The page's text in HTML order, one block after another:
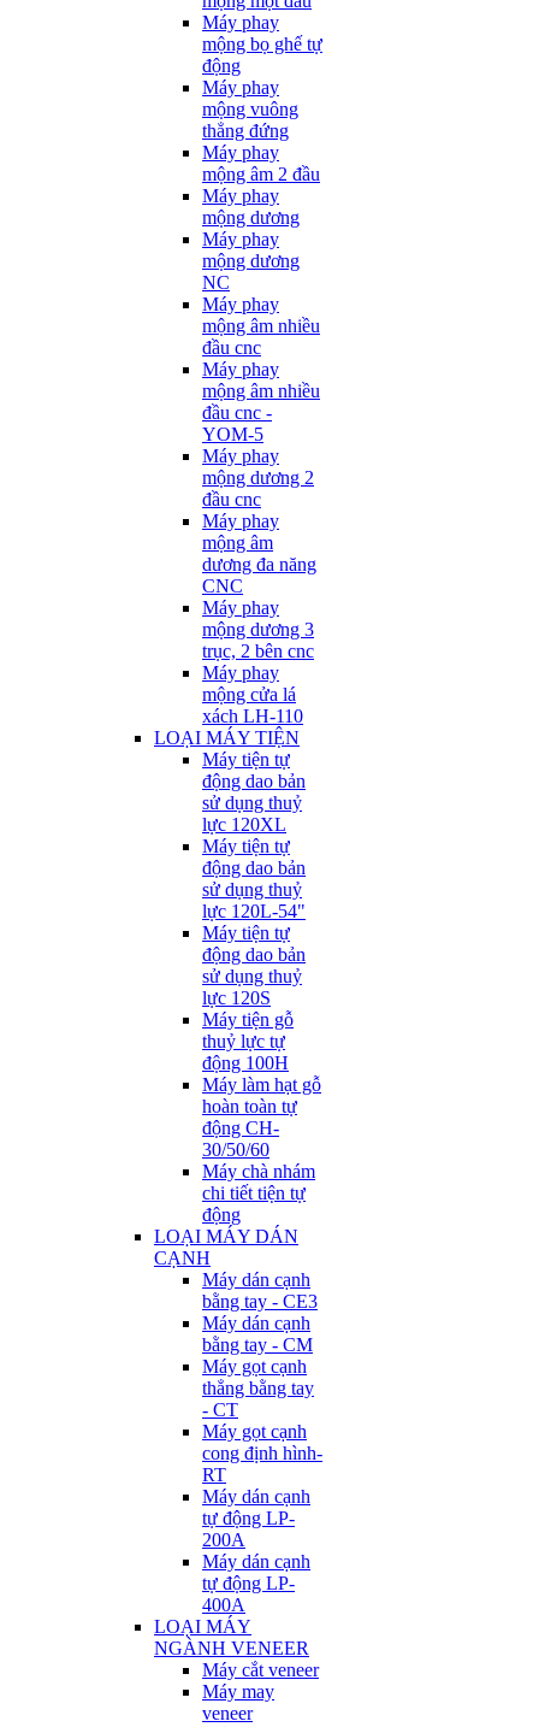
Máy phay
mộng bọ ghế tự
động
Máy phay
mộng vuông
thẳng đứng
Máy phay
mộng âm 2 đầu
Máy phay
mộng dương
Máy phay
mộng dương
NC
Máy phay
mộng âm nhiều
đầu cnc
Máy phay
mộng âm nhiều
đầu cnc -
YOM-5
Máy phay
mộng dương 2
đầu cnc
Máy phay
mộng âm
dương đa năng
CNC
Máy phay
mộng dương 3
trục, 2 bên cnc
Máy phay
mộng cửa lá
xách LH-110
LOẠI MÁY TIỆN
Máy tiện tự
động dao bản
sử dụng thuỷ
lực 120XL
Máy tiện tự
động dao bản
sử dụng thuỷ
lực 120L-54"
Máy tiện tự
động dao bản
sử dụng thuỷ
lực 120S
Máy tiện gỗ
thuỷ lực tự
động 100H
Máy làm hạt gỗ
hoàn toàn tự
động CH-
30/50/60
Máy chà nhám
chi tiết tiện tự
động
LOẠI MÁY DÁN
CẠNH
Máy dán cạnh
bằng tay - CE3
Máy dán cạnh
bằng tay - CM
Máy gọt cạnh
thẳng bằng tay
- CT
Máy gọt cạnh
cong định hình-
RT
Máy dán cạnh
tự động LP-
200A
Máy dán cạnh
tự động LP-
400A
LOẠI MÁY
NGÀNH VENEER
Máy cắt veneer
Máy may
veneer